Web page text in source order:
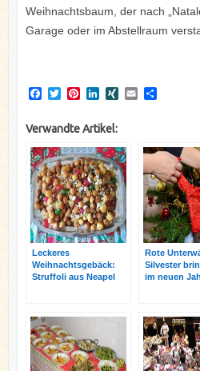
Weihnachtsbaum, der nach
Garage oder im Abstellraum
F
e
b
o
o
k
T
t
t
e
r
P
t
e
r
e
s
t
L
k
e
d
I
n
X
E
T
e
n
Verwandte Artikel:
Leckeres
Weihnachtsgebäck:
Struffoli aus Neapel
Rote
Silvester
im neuen